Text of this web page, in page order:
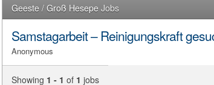
Geeste / Groß Hesepe Jobs
Samstagarbeit – Reinigungskraft
Anonymous
Showing 1 - 1 of 1 jobs